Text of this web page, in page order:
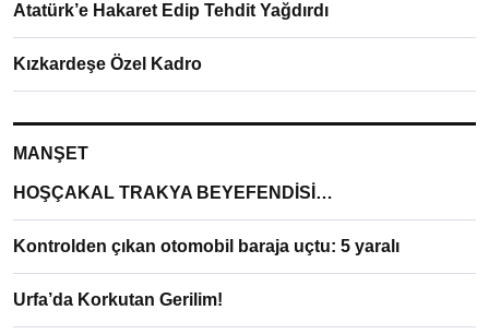
Atatürk’e Hakaret Edip Tehdit Yağdırdı
Kızkardeşe Özel Kadro
MANŞET
HOŞÇAKAL TRAKYA BEYEFENDİSİ…
Kontrolden çıkan otomobil baraja uçtu: 5 yaralı
Urfa’da Korkutan Gerilim!